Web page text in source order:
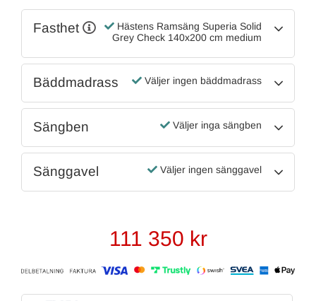
Fasthet
Hästens Ramsäng Superia Solid
Grey Check 140x200 cm medium
Bäddmadrass Väljer ingen bäddmadrass
Sängben Väljer inga sängben
Sänggavel Väljer ingen sänggavel
111 350 kr